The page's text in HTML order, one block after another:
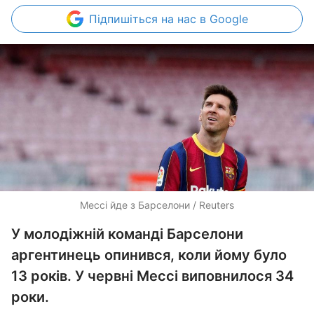
Підпишіться на нас в Google
Мессі йде з Барселони / Reuters
У молодіжній команді Барселони
аргентинець опинився, коли йому було
13 років. У червні Мессі виповнилося 34
роки.